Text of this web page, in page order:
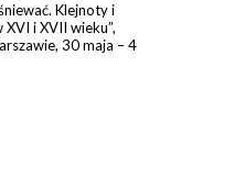
Klejnoty i
i XVII wieku”,
30 maja – 4